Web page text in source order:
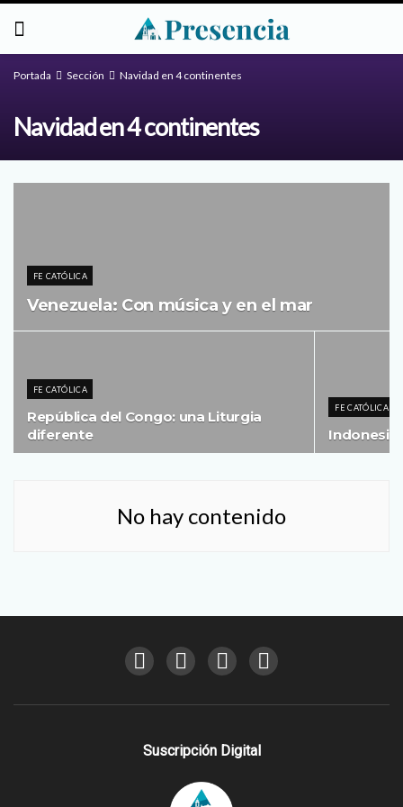
Portada Sección Navidad en 4 continentes
Navidad en 4 continentes
FE CATÓLICA
Venezuela: Con música y en el mar
FE CATÓLICA
República del Congo: una Liturgia
diferente
FE CATÓLICA
No hay contenido
Suscripción Digital